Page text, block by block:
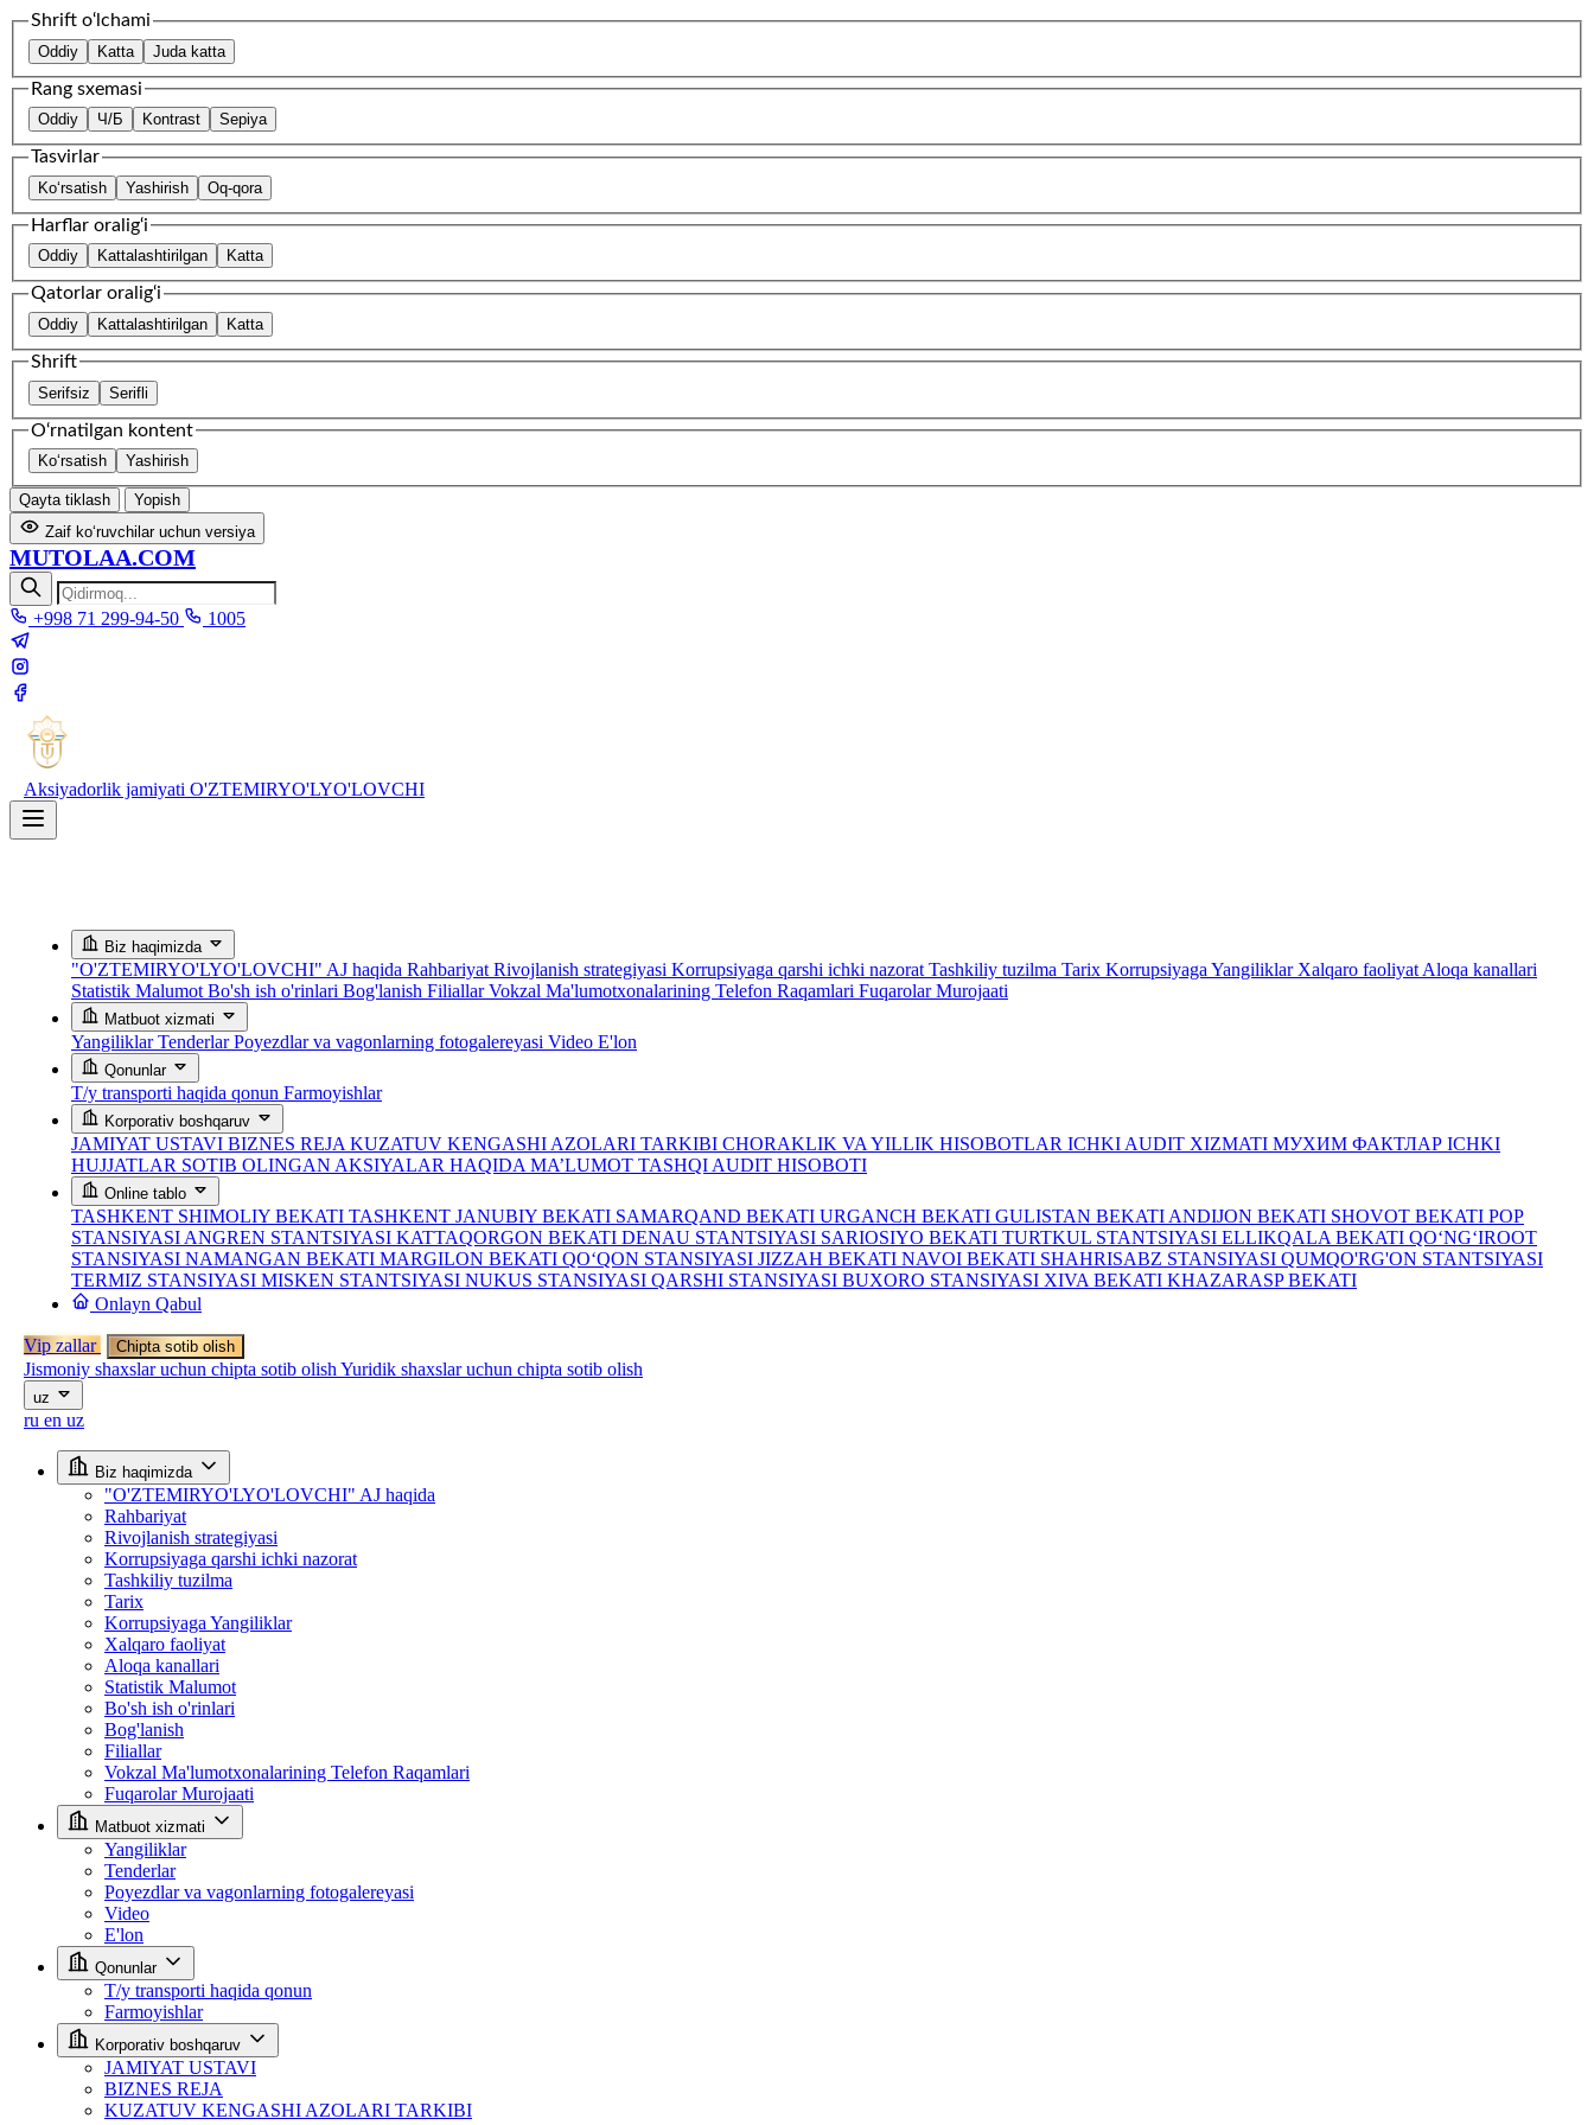
Shrift o‘lchami
Oddiy Katta Juda katta
Rang sxemasi
Oddiy Ч/Б Kontrast Sepiya
Tasvirlar
Ko‘rsatish Yashirish Oq-qora
Harflar oralig‘i
Oddiy Kattalashtirilgan Katta
Qatorlar oralig‘i
Oddiy Kattalashtirilgan Katta
Shrift
Serifsiz Serifli
O‘rnatilgan kontent
Ko‘rsatish Yashirish
Qayta tiklash
Yopish
Zaif ko‘ruvchilar uchun versiya
MUTOLAA.COM
+998 71 299-94-50 1005
Aksiyadorlik jamiyati O'ZTEMIRYO'LYO'LOVCHI
Biz haqimizda
"O'ZTEMIRYO'LYO'LOVCHI" AJ haqida Rahbariyat Rivojlanish strategiyasi Korrupsiyaga qarshi ichki nazorat Tashkiliy tuzilma Tarix Korrupsiyaga Yangiliklar Xalqaro faoliyat Aloqa kanallari
Statistik Malumot Bo'sh ish o'rinlari Bog'lanish FiliallarVokzal Ma'lumotxonalarining Telefon Raqamlari Fuqarolar Murojaati
Matbuot xizmati
YangiliklarTenderlarPoyezdlar va vagonlarning fotogalereyasi Video E'lon
Qonunlar
T/y transporti haqida qonun Farmoyishlar
Korporativ boshqaruv
JAMIYAT USTAVI BIZNES REJA KUZATUV KENGASHI AZOLARI TARKIBI CHORAKLIK VA YILLIK HISOBOTLAR ICHKI AUDIT XIZMATI МУХИМ ФАКТЛАР ICHKI
HUJJATLAR SOTIB OLINGAN AKSIYALAR HAQIDA MA’LUMOT TASHQI AUDIT HISOBOTI
Online tablo
TASHKENT SHIMOLIY BEKATI TASHKENT JANUBIY BEKATI SAMARQAND BEKATI URGANCH BEKATI GULISTAN BEKATI ANDIJON BEKATI SHOVOT BEKATI POP
STANSIYASI ANGREN STANTSIYASI KATTAQORGON BEKATI DENAU STANTSIYASI SARIOSIYO BEKATI TURTKUL STANTSIYASI ELLIKQALA BEKATI QO‘NG‘IROOT
STANSIYASI NAMANGAN BEKATI MARGILON BEKATI QO‘QON STANSIYASI JIZZAH BEKATI NAVOI BEKATI SHAHRISABZ STANSIYASI QUMQO'RG'ON STANTSIYASI
TERMIZ STANSIYASI MISKEN STANTSIYASI NUKUS STANSIYASI QARSHI STANSIYASI BUXORO STANSIYASI XIVA BEKATI KHAZARASP BEKATI
Onlayn Qabul
Vip zallar Chipta sotib olish
Jismoniy shaxslar uchun chipta sotib olish Yuridik shaxslar uchun chipta sotib olish
uz
ru en uz
Biz haqimizda
"O'ZTEMIRYO'LYO'LOVCHI" AJ haqida
Rahbariyat
Rivojlanish strategiyasi
Korrupsiyaga qarshi ichki nazorat
Tashkiliy tuzilma
Tarix
Korrupsiyaga Yangiliklar
Xalqaro faoliyat
Aloqa kanallari
Statistik Malumot
Bo'sh ish o'rinlari
Bog'lanish
Filiallar
Vokzal Ma'lumotxonalarining Telefon Raqamlari
Fuqarolar Murojaati
Matbuot xizmati
Yangiliklar
Tenderlar
Poyezdlar va vagonlarning fotogalereyasi
Video
E'lon
Qonunlar
T/y transporti haqida qonun
Farmoyishlar
Korporativ boshqaruv
JAMIYAT USTAVI
BIZNES REJA
KUZATUV KENGASHI AZOLARI TARKIBI